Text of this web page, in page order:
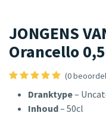
JONGENS
Orancello
(0
Dranktype–
Inhoud– 50cl